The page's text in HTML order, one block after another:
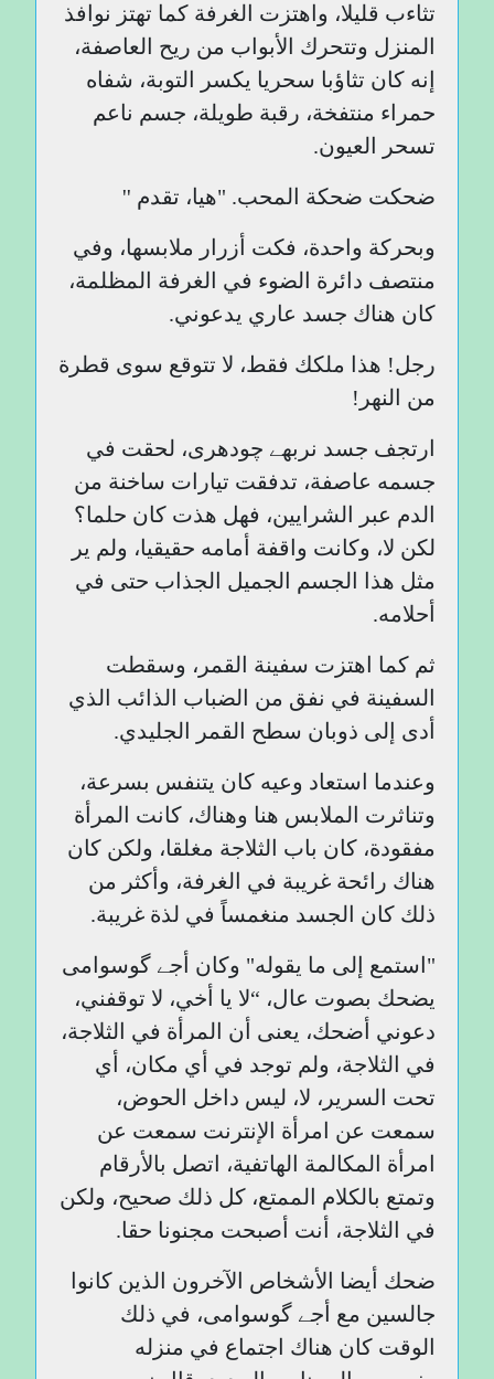
تثاءب قليلا، واهتزت الغرفة كما تهتز نوافذ
المنزل وتتحرك الأبواب من ريح العاصفة،
إنه كان تثاؤبا سحريا يكسر التوبة، شفاه
حمراء منتفخة، رقبة طويلة، جسم ناعم
تسحر العيون.
ضحكت ضحكة المحب. "هيا، تقدم ''
وبحركة واحدة، فكت أزرار ملابسها، وفي
منتصف دائرة الضوء في الغرفة المظلمة،
كان هناك جسد عاري يدعوني.
رجل! هذا ملكك فقط، لا تتوقع سوى قطرة
من النهر!
ارتجف جسد نربھے چودھری، لحقت في
جسمه عاصفة، تدفقت تيارات ساخنة من
الدم عبر الشرايين، فهل هذت كان حلما؟
لكن لا، وكانت واقفة أمامه حقيقيا، ولم ير
مثل هذا الجسم الجميل الجذاب حتى في
أحلامه.
ثم كما اهتزت سفينة القمر، وسقطت
السفينة في نفق من الضباب الذائب الذي
أدى إلى ذوبان سطح القمر الجليدي.
وعندما استعاد وعيه كان يتنفس بسرعة،
وتناثرت الملابس هنا وهناك، كانت المرأة
مفقودة، كان باب الثلاجة مغلقا، ولكن كان
هناك رائحة غريبة في الغرفة، وأكثر من
ذلك كان الجسد منغمساً في لذة غريبة.
"استمع إلى ما يقوله" وكان أجے گوسوامی
يضحك بصوت عال، “لا يا أخي، لا توقفني،
دعوني أضحك، يعنى أن المرأة في الثلاجة،
في الثلاجة، ولم توجد في أي مكان، أي
تحت السرير، لا، ليس داخل الحوض،
سمعت عن امرأة الإنترنت سمعت عن
امرأة المكالمة الهاتفية، اتصل بالأرقام
وتمتع بالكلام الممتع، كل ذلك صحيح، ولكن
في الثلاجة، أنت أصبحت مجنونا حقا.
ضحك أيضا الأشخاص الآخرون الذين كانوا
جالسين مع أجے گوسوامی، في ذلك
الوقت كان هناك اجتماع في منزله